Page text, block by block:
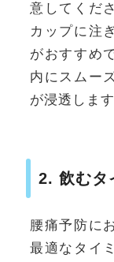
意してくだ
カップに注
がおすすめ
内にスムー
が浸透します
2. 飲むタ
腰痛予防に
最適なタイ